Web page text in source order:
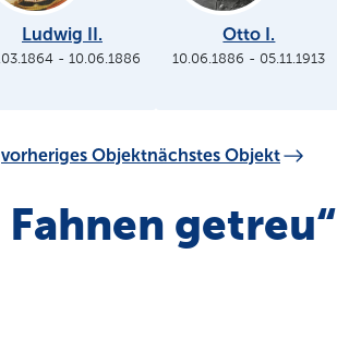
Ludwig II.
-10.06.1886
Otto I.
10.06.1886 - 05.11.1913
vorheriges Objektnächstes Objekt
getreu“